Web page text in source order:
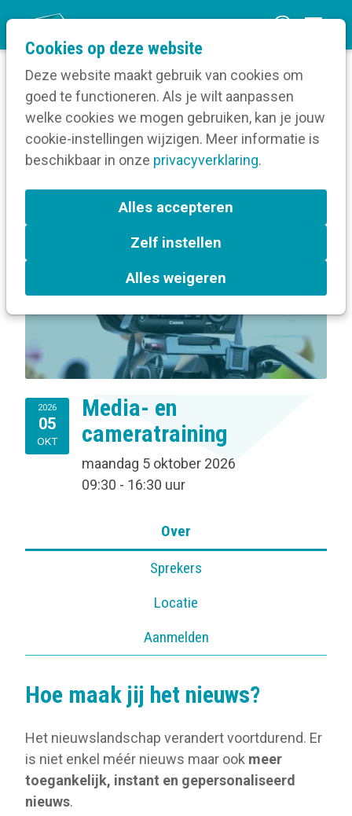
Cookies op deze website
Deze website maakt gebruik van cookies om
goed te functioneren. Als je wilt aanpassen
welke cookies we mogen gebruiken, kan je jouw
cookie-instellingen wijzigen. Meer informatie is
beschikbaar in onze privacyverklaring.
Alles accepteren
Zelf instellen
Alles weigeren
n
m
Home
Volg een opleiding
Over Media- en cameratraining
In de kijker Pers
2026
05
OKT
Media- en
cameratraining
maandag 5 oktober 2026
09:30 - 16:30 uur
Over
Sprekers
Locatie
Aanmelden
Hoe maak jij het nieuws?
Het nieuwslandschap verandert voortdurend. Er
is niet enkel méér nieuws maar ook meer
toegankelijk, instant en gepersonaliseerd
nieuws.